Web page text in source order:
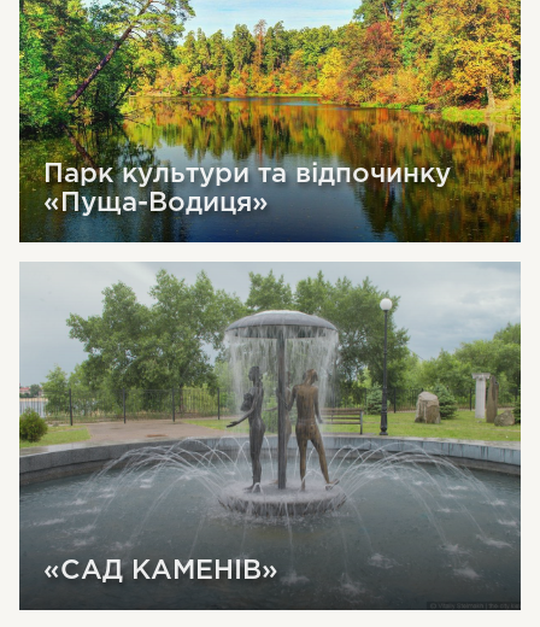
Парк культури та відпочинку
«Пуща-Водиця»
«САД КАМЕНІВ»